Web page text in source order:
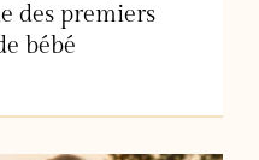
des premiers
bébé